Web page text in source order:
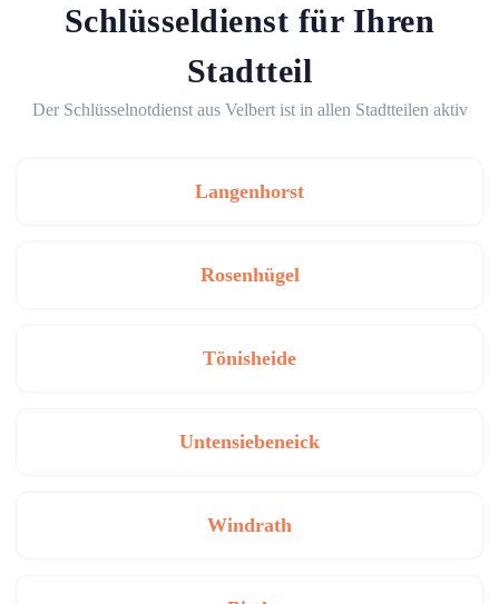
Schlüsseldienst für Ihren
Stadtteil
Der Schlüsselnotdienst aus Velbert ist in allen Stadtteilen aktiv
Langenhorst
Rosenhügel
Tönisheide
Untensiebeneick
Windrath